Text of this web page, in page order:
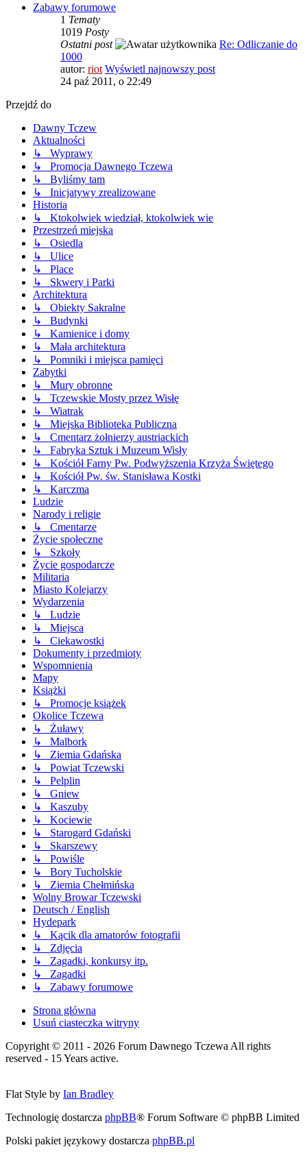
Zabawy forumowe
1 Tematy
1019 Posty
Ostatni post
Re: Odliczanie do
1000
autor: riot Wyświetl najnowszy post
24 paź 2011, o 22:49
Przejdź do
Dawny Tczew
Aktualności
↳ Wyprawy
↳ Promocja Dawnego Tczewa
↳ Byliśmy tam
↳ Inicjatywy zrealizowane
Historia
↳ Ktokolwiek wiedział, ktokolwiek wie
Przestrzeń miejska
↳ Osiedla
↳ Ulice
↳ Place
↳ Skwery i Parki
Architektura
↳ Obiekty Sakralne
↳ Budynki
↳ Kamienice i domy
↳ Mała architektura
↳ Pomniki i miejsca pamięci
Zabytki
↳ Mury obronne
↳ Tczewskie Mosty przez Wisłę
↳ Wiatrak
↳ Miejska Biblioteka Publiczna
↳ Cmentarz żołnierzy austriackich
↳ Fabryka Sztuk i Muzeum Wisły
↳ Kościół Farny Pw. Podwyższenia Krzyża Świętego
↳ Kościół Pw. św. Stanisława Kostki
↳ Karczma
Ludzie
Narody i religie
↳ Cmentarze
Życie społeczne
↳ Szkoły
Życie gospodarcze
Militaria
Miasto Kolejarzy
Wydarzenia
↳ Ludzie
↳ Miejsca
↳ Ciekawostki
Dokumenty i przedmioty
Wspomnienia
Mapy
Książki
↳ Promocje książek
Okolice Tczewa
↳ Żuławy
↳ Malbork
↳ Ziemia Gdańska
↳ Powiat Tczewski
↳ Pelplin
↳ Gniew
↳ Kaszuby
↳ Kociewie
↳ Starogard Gdański
↳ Skarszewy
↳ Powiśle
↳ Bory Tucholskie
↳ Ziemia Chełmińska
Wolny Browar Tczewski
Deutsch / English
Hydepark
↳ Kącik dla amatorów fotografii
↳ Zdjęcia
↳ Zagadki, konkursy itp.
↳ Zagadki
↳ Zabawy forumowe
Strona główna
Usuń ciasteczka witryny
Copyright © 2011 - 2026 Forum Dawnego Tczewa All rights
reserved - 15 Years active.
Flat Style by Ian Bradley
Technologię dostarcza phpBB® Forum Software © phpBB Limited
Polski pakiet językowy dostarcza phpBB.pl